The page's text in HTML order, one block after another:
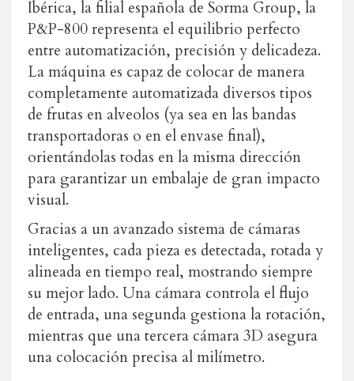
Ibérica, la filial española de Sorma Group, la
P&P-800 representa el equilibrio perfecto
entre automatización, precisión y delicadeza.
La máquina es capaz de colocar de manera
completamente automatizada diversos tipos
de frutas en alveolos (ya sea en las bandas
transportadoras o en el envase final),
orientándolas todas en la misma dirección
para garantizar un embalaje de gran impacto
visual.
Gracias a un avanzado sistema de cámaras
inteligentes, cada pieza es detectada, rotada y
alineada en tiempo real, mostrando siempre
su mejor lado. Una cámara controla el flujo
de entrada, una segunda gestiona la rotación,
mientras que una tercera cámara 3D asegura
una colocación precisa al milímetro.